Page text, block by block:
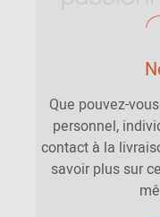
Que pouvez-
personnel,
contact à la
savoir plus sur